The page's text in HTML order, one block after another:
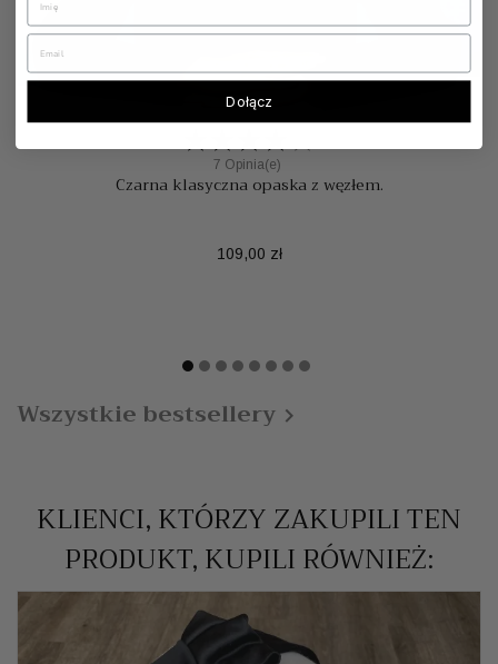
7 Opinia(e)
Czarna klasyczna opaska z węzłem.
Cena
109,00 zł
Wszystkie bestsellery 
KLIENCI, KTÓRZY ZAKUPILI TEN
PRODUKT, KUPILI RÓWNIEŻ:
Dołącz